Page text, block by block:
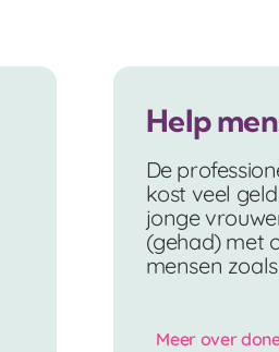
Help
De
kost veel
jonge
(gehad) met
mensen zoals
Meer over